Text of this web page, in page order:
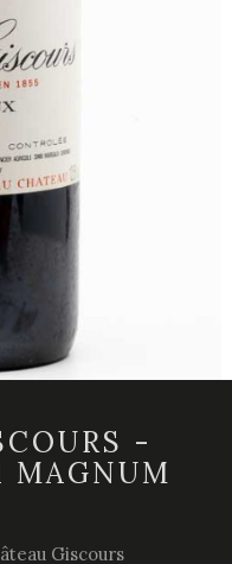
-
MAGNUM
Giscours